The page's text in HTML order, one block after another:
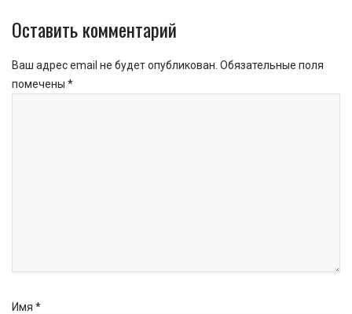
Оставить комментарий
Ваш адрес email не будет опубликован. Обязательные поля
помечены *
Имя *